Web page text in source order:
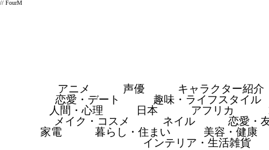
// FourM
アニメ 声優 キャラクター紹介
恋愛・デート 趣味・ライフスタイル
人間・心理 日本 アフリカ
メイク・コスメ ネイル 恋愛・
家電 暮らし・住まい 美容・健康
インテリア・生活雑貨